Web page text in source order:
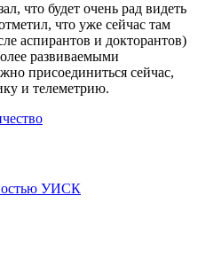
что будет очень рад видеть
что уже сейчас там
аспирантов и докторантов)
развиваемыми
присоединиться сейчас,
и телеметрию.
УИСК